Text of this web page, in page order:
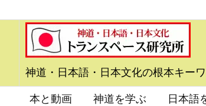
神道・日本語・日本文化の根本キー
本と動画 神道を学ぶ 日本語